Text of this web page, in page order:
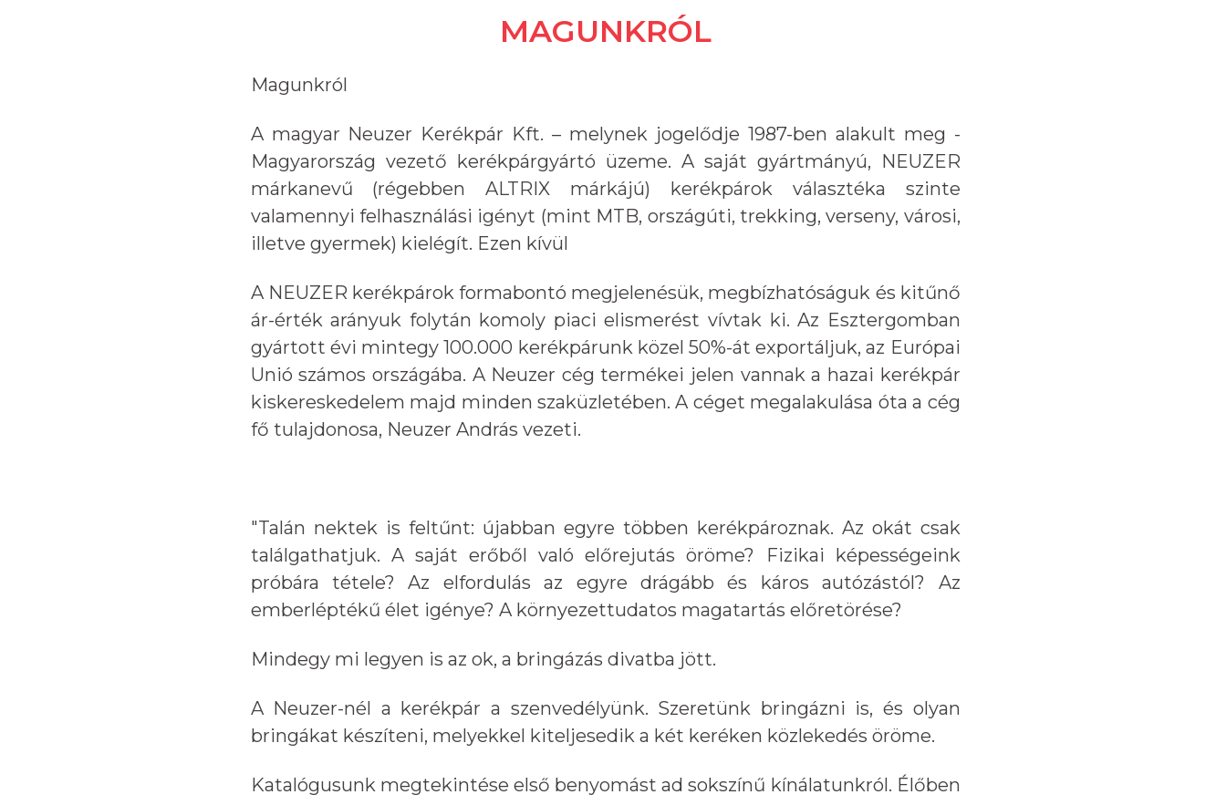
MAGUNKRÓL
Magunkról
A magyar Neuzer Kerékpár Kft. – melynek jogelődje 1987-ben alakult meg -
Magyarország vezető kerékpárgyártó üzeme. A saját gyártmányú, NEUZER
márkanevű (régebben ALTRIX márkájú) kerékpárok választéka szinte
valamennyi felhasználási igényt (mint MTB, országúti, trekking, verseny, városi,
illetve gyermek) kielégít. Ezen kívül
A NEUZER kerékpárok formabontó megjelenésük, megbízhatóságuk és kitűnő
ár-érték arányuk folytán komoly piaci elismerést vívtak ki. Az Esztergomban
gyártott évi mintegy 100.000 kerékpárunk közel 50%-át exportáljuk, az Európai
Unió számos országába. A Neuzer cég termékei jelen vannak a hazai kerékpár
kiskereskedelem majd minden szaküzletében. A céget megalakulása óta a cég
fő tulajdonosa, Neuzer András vezeti.
"Talán nektek is feltűnt: újabban egyre többen kerékpároznak. Az okát csak
találgathatjuk. A saját erőből való előrejutás öröme? Fizikai képességeink
próbára tétele? Az elfordulás az egyre drágább és káros autózástól? Az
emberléptékű élet igénye? A környezettudatos magatartás előretörése?
Mindegy mi legyen is az ok, a bringázás divatba jött.
A Neuzer-nél a kerékpár a szenvedélyünk. Szeretünk bringázni is, és olyan
bringákat készíteni, melyekkel kiteljesedik a két keréken közlekedés öröme.
Katalógusunk megtekintése első benyomást ad sokszínű kínálatunkról. Élőben